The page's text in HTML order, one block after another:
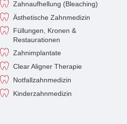
Zahnaufhellung (Bleaching)
Ästhetische Zahnmedizin
Füllungen, Kronen &
Restaurationen
Zahnimplantate
Clear Aligner Therapie
Notfallzahnmedizin
Kinderzahnmedizin